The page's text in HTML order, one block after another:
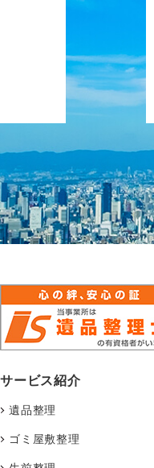
サービス紹介
遺品整理
ゴミ屋敷整理